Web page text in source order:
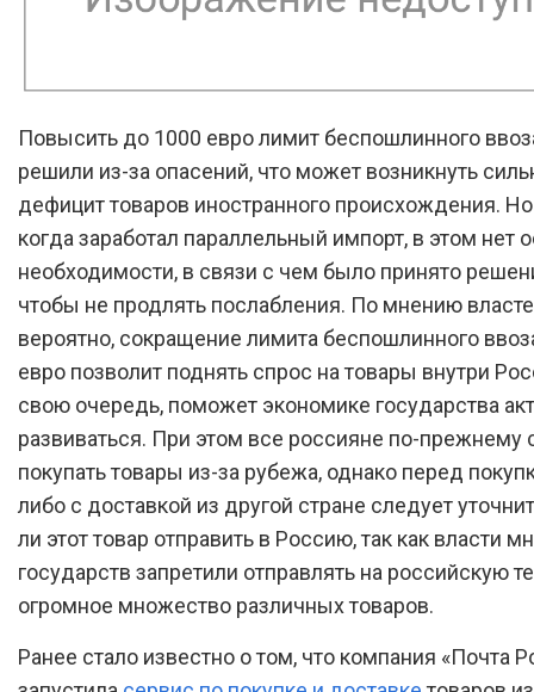
Повысить до 1000 евро лимит беспошлинного
решили из-за опасений, что может возникнуть
дефицит товаров иностранного происхождения. Но
когда заработал параллельный импорт, в этом нет
необходимости, в связи с чем было принято
чтобы не продлять послабления. По мнению
вероятно, сокращение лимита беспошлинного
евро позволит поднять спрос на товары внутри
свою очередь, поможет экономике государства
развиваться. При этом все россияне по-прежнему
покупать товары из-за рубежа, однако перед
либо с доставкой из другой стране следует
ли этот товар отправить в Россию, так как власти
государств запретили отправлять на российскую
огромное множество различных товаров.
Ранее стало известно о том, что компания «Почта